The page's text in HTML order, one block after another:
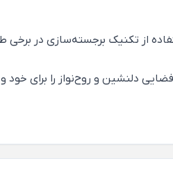
از تکنیک برجسته‌سازی در برخی
شدن در سایه‌های ملایم سبزِ گیاهی، حس آرامش و صلح را به خانه شما هدیه می‌دهد. با انتخاب طرح‌های هارمونیک تایم 2025،